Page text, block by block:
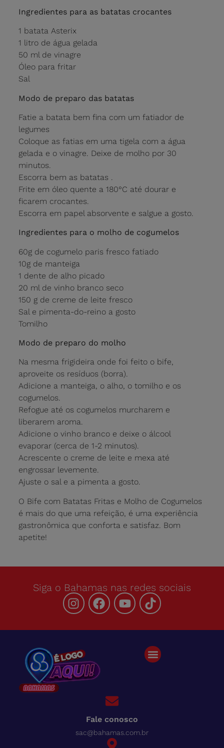
Ingredientes para as batatas crocantes
1 batata Asterix
1 litro de água gelada
50 ml de vinagre
Óleo para fritar
Sal
Modo de preparo das batatas
Fatie a batata bem fina com um fatiador de
legumes
Coloque as fatias em uma tigela com a água
gelada e o vinagre. Deixe de molho por 30
minutos.
Escorra bem as batatas .
Frite em óleo quente a 180°C até dourar e
ficarem crocantes.
Escorra em papel absorvente e salgue a gosto.
Ingredientes para o molho de cogumelos
60g de cogumelo paris fresco fatiado
10g de manteiga
1 dente de alho picado
20 ml de vinho branco seco
150 g de creme de leite fresco
Sal e pimenta-do-reino a gosto
Tomilho
Modo de preparo do molho
Na mesma frigideira onde foi feito o bife,
aproveite os resíduos (borra).
Adicione a manteiga, o alho, o tomilho e os
cogumelos.
Refogue até os cogumelos murcharem e
liberarem aroma.
Adicione o vinho branco e deixe o álcool
evaporar (cerca de 1-2 minutos).
Acrescente o creme de leite e mexa até
engrossar levemente.
Ajuste o sal e a pimenta a gosto.
O Bife com Batatas Fritas e Molho de Cogumelos
é mais do que uma refeição, é uma experiência
gastronômica que conforta e satisfaz. Bom
apetite!
Siga o Bahamas nas redes sociais
Fale conosco
sac@bahamas.com.br